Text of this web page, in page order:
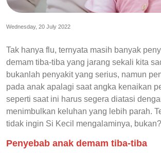
Wednesday, 20 July 2022
Tak hanya flu, ternyata masih banyak
demam tiba-tiba yang jarang sekali kita
bukanlah penyakit yang serius, namun
pada anak apalagi saat angka kenaikan
seperti saat ini harus segera diatasi
menimbulkan keluhan yang lebih parah.
tidak ingin Si Kecil mengalaminya, bukan?
Penyebab anak demam tiba-tiba